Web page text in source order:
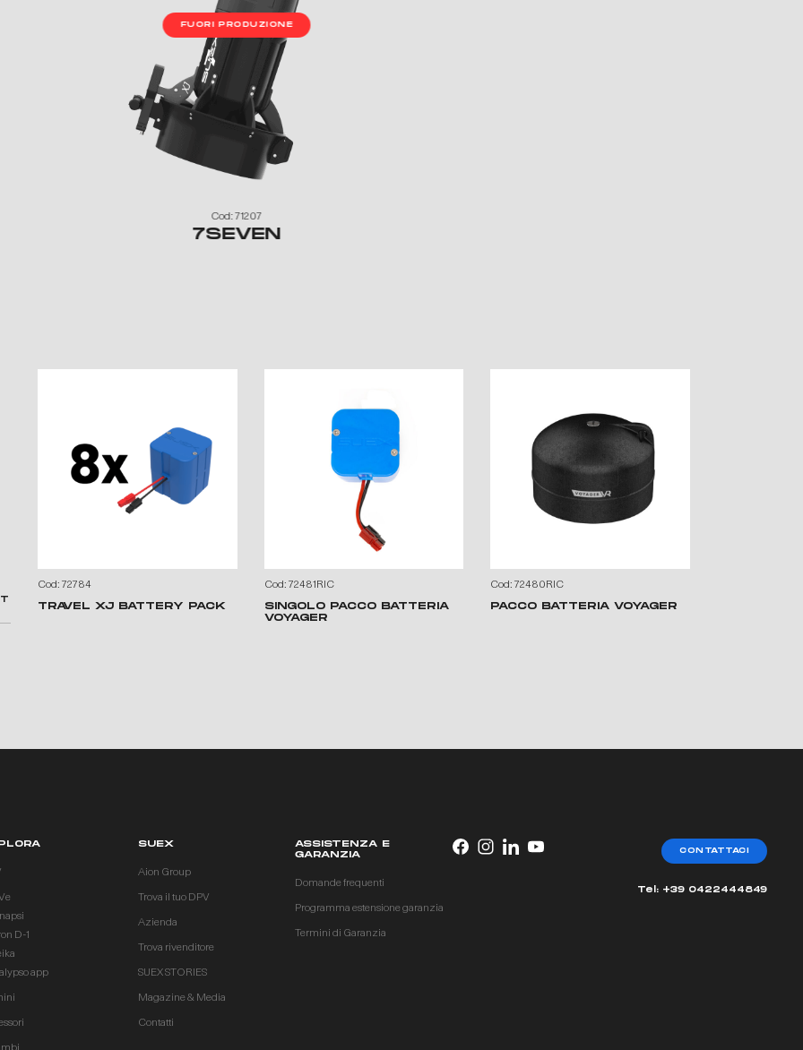
FUORI PRODUZIONE
Cod: 71207
7SEVEN
Cod: 72784
TRAVEL XJ BATTERY PACK
Cod: 72481RIC
SINGOLO PACCO BATTERIA
VOYAGER
Cod: 72480RIC
PACCO BATTERIA VOYAGER
D-1
app
SUEX
Aion Group
Trova il tuo DPV
Azienda
Trova rivenditore
SUEX STORIES
Magazine & Media
Contatti
ASSISTENZA E
GARANZIA
Domande frequenti
Programma estensione garanzia
Termini di Garanzia
CONTATTACI
Tel: +39 0422444849